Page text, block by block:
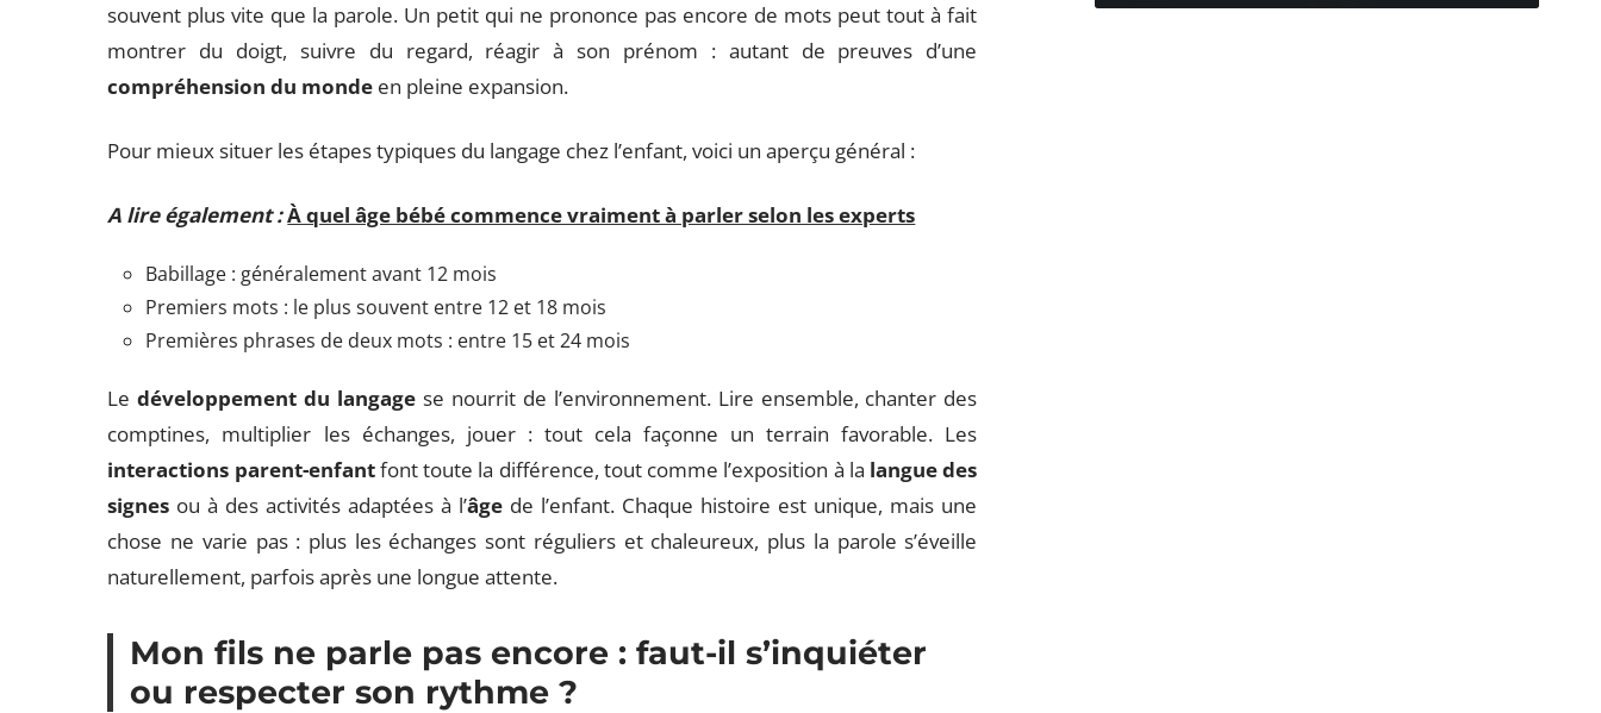
souvent plus vite que la parole. Un petit qui ne prononce pas encore de mots peut tout à fait
montrer du doigt, suivre du regard, réagir à son prénom : autant de preuves d’une
compréhension du monde en pleine expansion.
Pour mieux situer les étapes typiques du langage chez l’enfant, voici un aperçu général :
A lire également :À quel âge bébé commence vraiment à parler selon les experts
Babillage : généralement avant 12 mois
Premiers mots : le plus souvent entre 12 et 18 mois
Premières phrases de deux mots : entre 15 et 24 mois
Ledéveloppement du langage se nourrit de l’environnement. Lire ensemble, chanter des
comptines, multiplier les échanges, jouer : tout cela façonne un terrain favorable. Les
interactions parent-enfantfont toute la différence, tout comme l’exposition à la langue des
signes ou à des activités adaptées à l’âge de l’enfant. Chaque histoire est unique, mais une
chose ne varie pas : plus les échanges sont réguliers et chaleureux, plus la parole s’éveille
naturellement, parfois après une longue attente.
Mon fils ne parle pas encore : faut-il s’inquiéter
ou respecter son rythme ?